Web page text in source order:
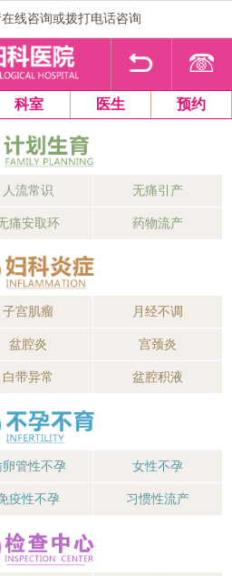
线咨询或拨打电话咨询
2 3 4
科室 医生 预约
人流常识 无痛引产
痛安取环 药物流产
子宫肌瘤 月经不调
盆腔炎 宫颈炎
白带异常 盆腔积液
卵管性不孕 女性不孕
疫性不孕 习惯性流产